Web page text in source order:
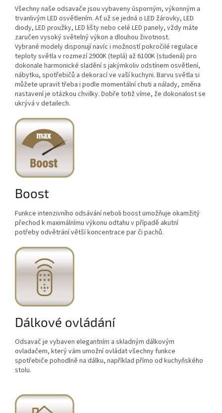
Všechny naše odsavače jsou vybaveny úsporným, výkonným a
trvanlivým LED osvětlením. Ať už se jedná o LED žárovky, LED
diody, LED proužky, LED lišty nebo celé LED panely, vždy máte
zaručen vysoký světelný výkon a dlouhou životnost.
Vybrané modely disponují navíc i možností pokročilé regulace
teploty světla v rozmezí 2900K (teplá) až 6100K (studená) pro
dokonale harmonické sladění s jakýmkoliv odstínem osvětlení,
nábytku, spotřebičů a dekorací ve vaší kuchyni. Barvu světla si
můžete upravit třeba i podle momentální chuti a nálady, změna
nastavení je otázkou chvilky. Dobře totiž víme, že dokonalost se
ukrývá v detailech.
Boost
Funkce intenzivního odsávání neboli boost umožňuje okamžitý
přechod k maximálnímu výkonu odtahu v případě akutní
potřeby odvětrání větší koncentrace par či pachů.
Dálkové ovládání
Odsavač je vybaven elegantním a skladným dálkovým
ovladačem, který vám umožní ovládat všechny funkce
spotřebiče pohodlně na dálku, například přímo od kuchyňského
stolu.